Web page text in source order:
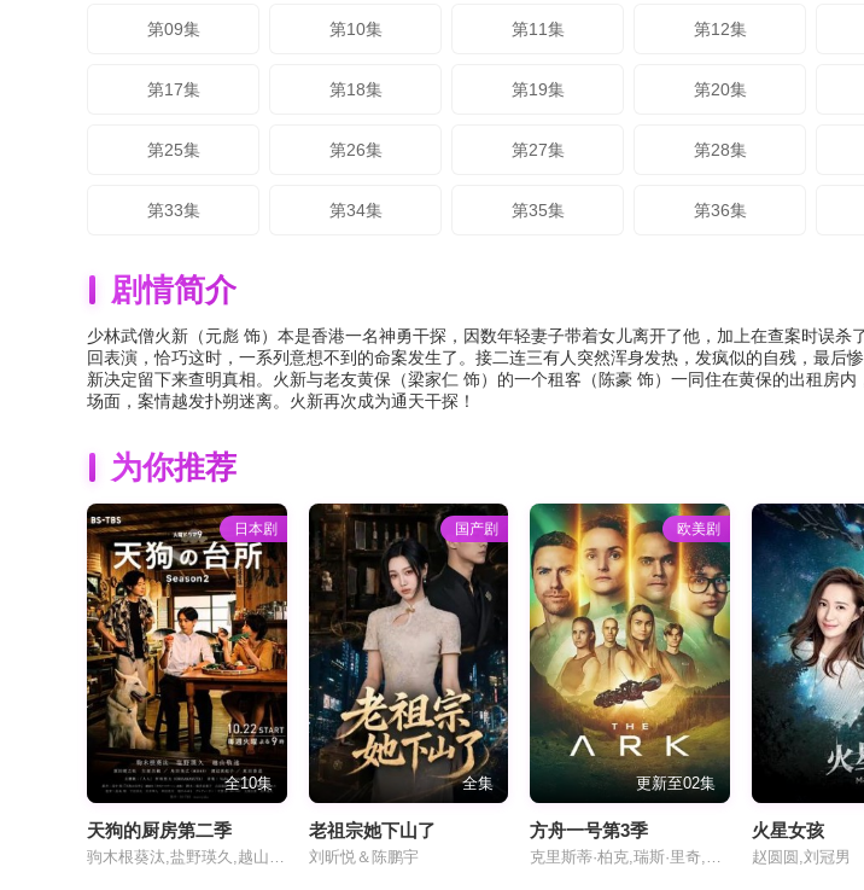
第09集 第10集 第11集 第12集
第17集 第18集 第19集 第20集
第25集 第26集 第27集 第28集
第33集 第34集 第35集 第36集
剧情简介
少林武僧火新（元彪 饰）本是香港一名神勇干探，因数年轻妻子带着女儿离开了他，加上在查案时误
回表演，恰巧这时，一系列意想不到的命案发生了。接二连三有人突然浑身发热，发疯似的自残，最
新决定留下来查明真相。火新与老友黄保（梁家仁 饰）的一个租客（陈豪 饰）一同住在黄保的出租房
场面，案情越发扑朔迷离。火新再次成为通天干探！
为你推荐
日本剧
全10集
天狗的厨房第二季
驹木根葵汰,盐野瑛久,越山敬达,古屋吕敏,原田琥之佑,原田泰造,渡边真起子,角田晃广
国产剧
全集
老祖宗她下山了
刘昕悦＆陈鹏宇
欧美剧
更新至02集
方舟一号第3季
克里斯蒂·柏克,瑞斯·里奇,理查德·弗利施曼,瑞安·亚当斯,帕夫莱·耶里尼奇,沙利妮·佩里斯,蒂安娜·乌普切娃,戴安娜·贝穆德斯,贾德兰·马尔科维奇,克里斯蒂娜·沃尔夫,塔玛拉·拉多瓦诺维奇
火星女孩
赵圆圆,刘冠男